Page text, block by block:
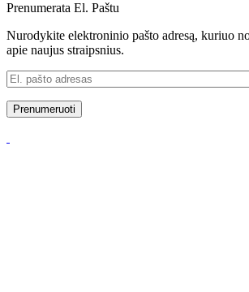
Prenumerata El. Paštu
Nurodykite elektroninio pašto adresą, kuriuo
apie naujus straipsnius.
El.
pašto
adresas
Prenumeruoti